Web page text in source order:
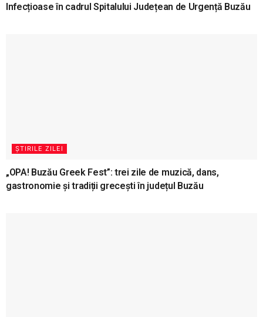
Infecțioase în cadrul Spitalului Județean de Urgență Buzău
ȘTIRILE ZILEI
„OPA! Buzău Greek Fest”: trei zile de muzică, dans,
gastronomie și tradiții grecești în județul Buzău